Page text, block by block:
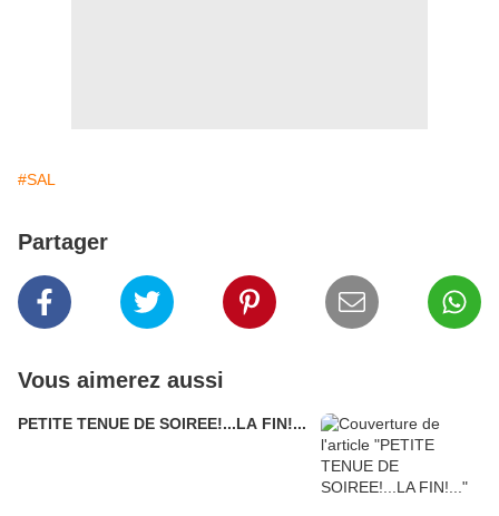
#SAL
Partager
Vous aimerez aussi
PETITE TENUE DE SOIREE!...LA FIN!...